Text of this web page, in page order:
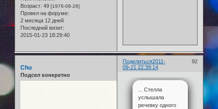
Возраст: 49 [1976-08-26]
Провел на форуме:
2 месяца 12 дней
Последний визит:
2015-01-23 18:29:40
Поделиться 92
2011-
09-21 22:39:14
Chu
Подсел конкретно
... Стелла
услышала
речевку одного